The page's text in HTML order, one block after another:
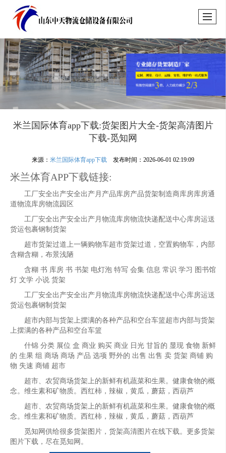
米兰国际体育app下载:货架图片大全-货架高清图片
下载-觅知网
来源：米兰国际体育app下载 发布时间：2026-06-01 02:19:09
米兰体育APP下载链接:
工厂安全出产安全出产月产品库房产品货架制造商库房库房通
道物流库房物流园区
工厂安全出产安全出产月物流库房物流快递配送中心库房运送
货运包裹钢制货架
超市货架过道上一辆购物车超市货架过道，空置购物车，内部
含糊含糊，布景浅陋
含糊 书 库房 书 书架 电灯泡 特写 会集 信息 常识 学习 图书馆
灯 文学 小说 货架
工厂安全出产安全出产月物流库房物流快递配送中心库房运送
货运包裹钢制货架
超市内部与货架上摆满的各种产品和空台车篮超市内部与货架
上摆满的各种产品和空台车篮
什锦 分类 展位 盒 商业 购买 商业 日光 甘旨的 显现 食物 新鲜
的 生果 组 商场 商场 产品 选项 野外的 出售 出售 卖 货架 商铺 购
物 失速 商铺 超市
超市、农贸商场货架上的新鲜有机蔬菜和生果。健康食物的概
念。维生素和矿物质。西红柿，辣椒，黄瓜，蘑菇，西葫芦
超市、农贸商场货架上的新鲜有机蔬菜和生果。健康食物的概
念。维生素和矿物质。西红柿，辣椒，黄瓜，蘑菇，西葫芦
觅知网供给很多货架图片，货架高清图片在线下载。更多货架
图片下载，尽在觅知网。